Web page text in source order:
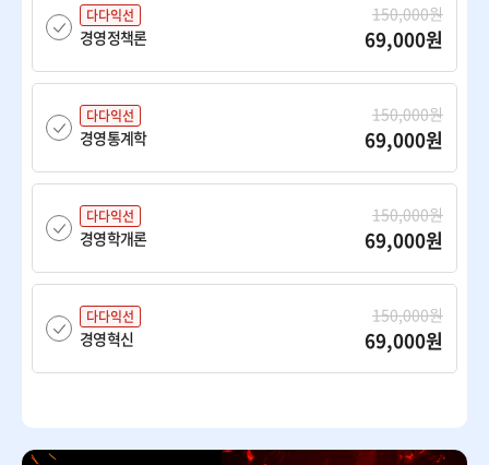
다다익선
경영정책론
150,000원
69,000원
다다익선
경영통계학
150,000원
69,000원
다다익선
경영학개론
150,000원
69,000원
다다익선
경영혁신
150,000원
69,000원